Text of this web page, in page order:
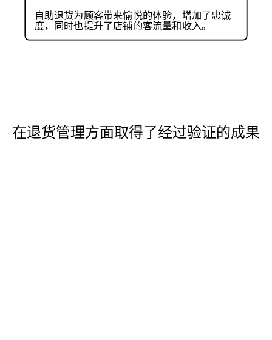
自助退货为顾客带来愉悦的体验，增加了忠诚
度，同时也提升了店铺的客流量和收入。
在退货管理方面取得了经过验证的成果